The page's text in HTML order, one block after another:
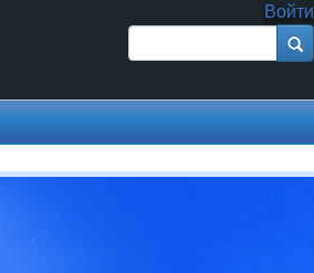
Войти
Форма поиска